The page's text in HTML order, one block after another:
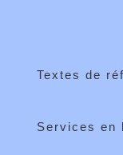
Textes de
Services en